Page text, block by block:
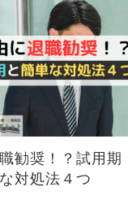
勧奨！？試用期
対処法４つ